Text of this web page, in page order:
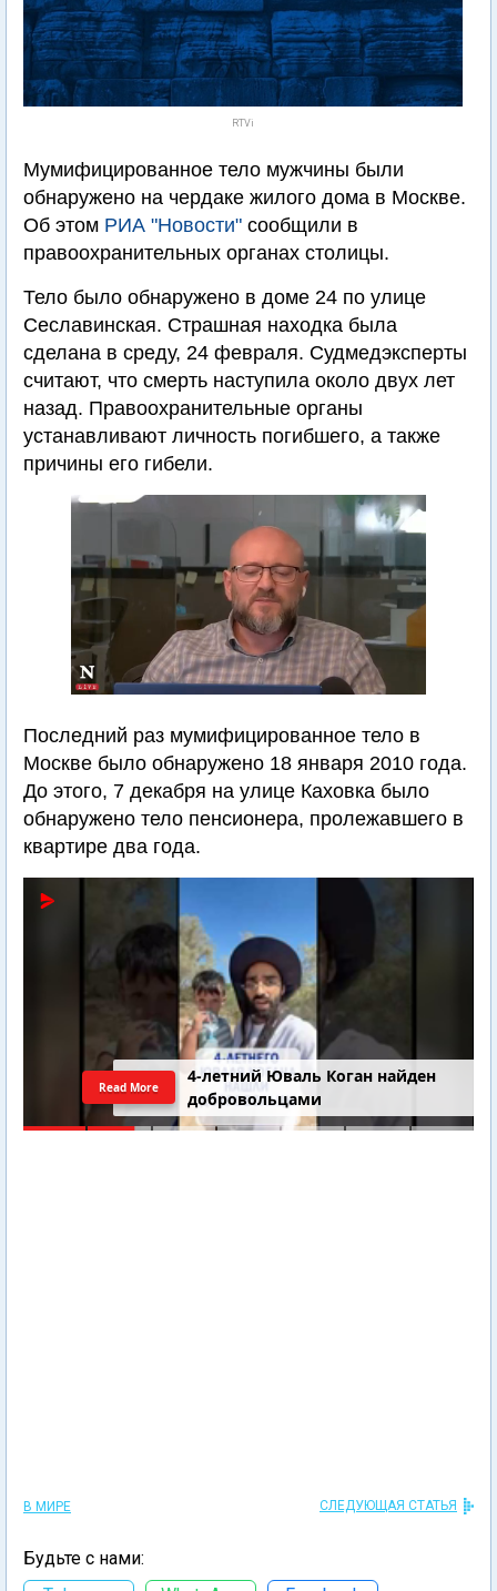
RTVi
Мумифицированное тело мужчины были
обнаружено на чердаке жилого дома в Москве.
Об этом РИА "Новости" сообщили в
правоохранительных органах столицы.
Тело было обнаружено в доме 24 по улице
Сеславинская. Страшная находка была
сделана в среду, 24 февраля. Судмедэксперты
считают, что смерть наступила около двух лет
назад. Правоохранительные органы
устанавливают личность погибшего, а также
причины его гибели.
Последний раз мумифицированное тело в
Москве было обнаружено 18 января 2010 года.
До этого, 7 декабря на улице Каховка было
обнаружено тело пенсионера, пролежавшего в
квартире два года.
4-летний Юваль Коган найден
добровольцами
Read More
В МИРЕ СЛЕДУЮЩАЯ СТАТЬЯ
Будьте с нами: